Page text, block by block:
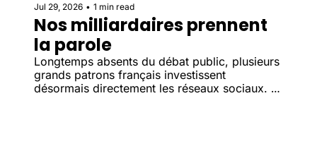
Jul 29, 2026 • 1 min read
Nos milliardaires prennent
la parole
Longtemps absents du débat public, plusieurs
grands patrons français investissent
désormais directement les réseaux sociaux.